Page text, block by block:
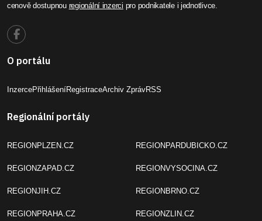
cenově dostupnou regionální inzerci pro podnikatele i jednotlivce.
O portálu
InzercePřihlášeníRegistraceArchiv ZprávRSS
Regionální portály
REGIONPLZEN.CZ
REGIONZAPAD.CZ
REGIONJIH.CZ
REGIONPRAHA.CZ
REGIONPARDUBICKO.CZ
REGIONVYSOCINA.CZ
REGIONBRNO.CZ
REGIONZLIN.CZ